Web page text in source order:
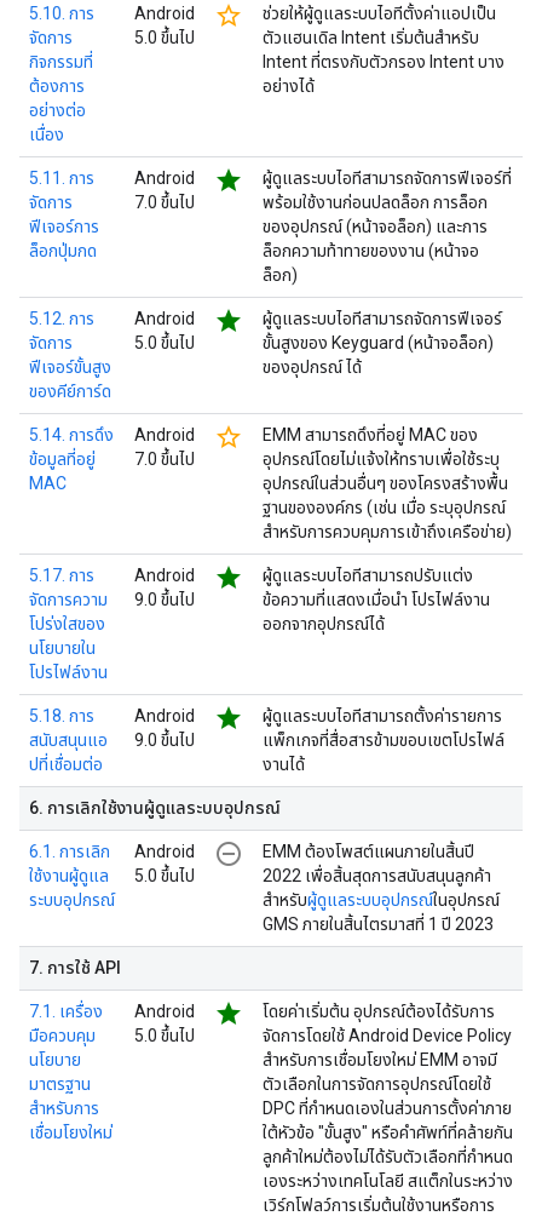
5.10. การ
จัดการ
กิจกรรมที่
ต้องการ
อย่างต่อ
เนื่อง
Android
5.0 ขึ้นไป
star_border
ช่วยให้ผู้ดูแลระบบไอทีตั้งค่าแอปเป็น
ตัวแฮนเดิล Intent เริ่มต้นสำหรับ
Intent ที่ตรงกับตัวกรอง Intent บาง
อย่างได้
5.11. การ
จัดการ
ฟีเจอร์การ
ล็อกปุ่มกด
Android
7.0 ขึ้นไป
star
ผู้ดูแลระบบไอทีสามารถจัดการฟีเจอร์ที่
พร้อมใช้งานก่อนปลดล็อก การล็อก
ของอุปกรณ์ (หน้าจอล็อก) และการ
ล็อกความท้าทายของงาน (หน้าจอ
ล็อก)
5.12. การ
จัดการ
ฟีเจอร์ขั้นสูง
ของคีย์การ์ด
Android
5.0 ขึ้นไป
star
ผู้ดูแลระบบไอทีสามารถจัดการฟีเจอร์
ขั้นสูงของ Keyguard (หน้าจอล็อก)
ของอุปกรณ์ ได้
5.14. การดึง
ข้อมูลที่อยู่
MAC
Android
7.0 ขึ้นไป
star_border
EMM สามารถดึงที่อยู่ MAC ของ
อุปกรณ์โดยไม่แจ้งให้ทราบเพื่อใช้ระบุ
อุปกรณ์ในส่วนอื่นๆ ของโครงสร้างพื้น
ฐานขององค์กร (เช่น เมื่อ ระบุอุปกรณ์
สำหรับการควบคุมการเข้าถึงเครือข่าย)
5.17. การ
จัดการความ
โปร่งใสของ
นโยบายใน
โปรไฟล์งาน
Android
9.0 ขึ้นไป
star
ผู้ดูแลระบบไอทีสามารถปรับแต่ง
ข้อความที่แสดงเมื่อนำ โปรไฟล์งาน
ออกจากอุปกรณ์ได้
5.18. การ
สนับสนุนแอ
ปที่เชื่อมต่อ
Android
9.0 ขึ้นไป
star
ผู้ดูแลระบบไอทีสามารถตั้งค่ารายการ
แพ็กเกจที่สื่อสารข้ามขอบเขตโปรไฟล์
งานได้
6. การเลิกใช้งานผู้ดูแลระบบอุปกรณ์
6.1. การเลิก
ใช้งานผู้ดูแล
ระบบอุปกรณ์
Android
5.0 ขึ้นไป
remove_circle_outline
EMM ต้องโพสต์แผนภายในสิ้นปี
2022 เพื่อสิ้นสุดการสนับสนุนลูกค้า
สำหรับผู้ดูแลระบบอุปกรณ์ในอุปกรณ์
GMS ภายในสิ้นไตรมาสที่ 1 ปี 2023
7. การใช้ API
7.1. เครื่อง
มือควบคุม
นโยบาย
มาตรฐาน
สำหรับการ
เชื่อมโยงใหม่
Android
5.0 ขึ้นไป
star
โดยค่าเริ่มต้น อุปกรณ์ต้องได้รับการ
จัดการโดยใช้ Android Device Policy
สำหรับการเชื่อมโยงใหม่ EMM อาจมี
ตัวเลือกในการจัดการอุปกรณ์โดยใช้
DPC ที่กำหนดเองในส่วนการตั้งค่าภาย
ใต้หัวข้อ "ขั้นสูง" หรือคำศัพท์ที่คล้ายกัน
ลูกค้าใหม่ต้องไม่ได้รับตัวเลือกที่กำหนด
เองระหว่างเทคโนโลยี สแต็กในระหว่าง
เวิร์กโฟลว์การเริ่มต้นใช้งานหรือการ